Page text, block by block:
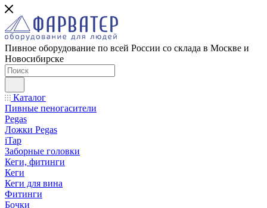
Пивное оборудование по всей России со склада в Москве и
Новосибирске
Каталог
Пивные пеногасители
Pegas
Ложки Pegas
iTap
Заборные головки
Кеги, фитинги
Кеги
Кеги для вина
Фитинги
Бочки